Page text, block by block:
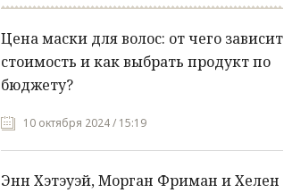
Цена маски для волос: от чего зависит
стоимость и как выбрать продукт по
бюджету?
10 октября 2024 / 15:19
Энн Хэтэуэй, Морган Фриман и Хелен